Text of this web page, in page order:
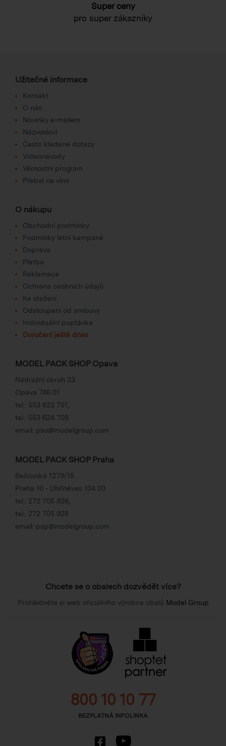
Super ceny
pro super zákazníky
Užitečné informace
Kontakt
O nás
Novinky e-mailem
Názvosloví
Často kladené dotazy
Videonávody
Věrnostní program
Přebal na víno
O nákupu
Obchodní podmínky
Podmínky letní kampaně
Doprava
Platba
Reklamace
Ochrana osobních údajů
Ke stažení
Odstoupení od smlouvy
Individuální poptávka
Doručení ještě dnes
MODEL PACK SHOP Opava
Nádražní okruh 23
Opava 746 01
tel.: 553 622 751
tel.: 553 624 708
email: pso@modelgroup.com
MODEL PACK SHOP Praha
Bečovská 1279/15
Praha 10 - Uhříněves 104 00
tel.: 272 705 926
tel.: 272 705 928
email: psp@modelgroup.com
Chcete se o obalech dozvědět více?
Prohlédněte si web oficiálního výrobce obalů Model Group
800 10 10 77
BEZPLATNÁ INFOLINKA